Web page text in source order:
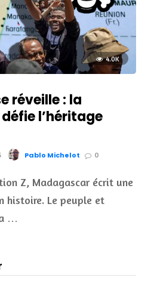
4.0K
réveille : la
l’héritage
Pablo Michelot 0
Z, Madagascar écrit une
histoire. Le peuple et
…